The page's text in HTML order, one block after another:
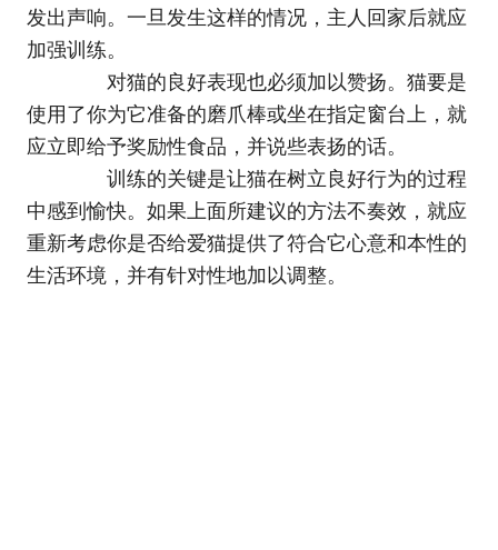
发出声响。一旦发生这样的情况，主人回家后就应
加强训练。
对猫的良好表现也必须加以赞扬。猫要是
使用了你为它准备的磨爪棒或坐在指定窗台上，就
应立即给予奖励性食品，并说些表扬的话。
训练的关键是让猫在树立良好行为的过程
中感到愉快。如果上面所建议的方法不奏效，就应
重新考虑你是否给爱猫提供了符合它心意和本性的
生活环境，并有针对性地加以调整。